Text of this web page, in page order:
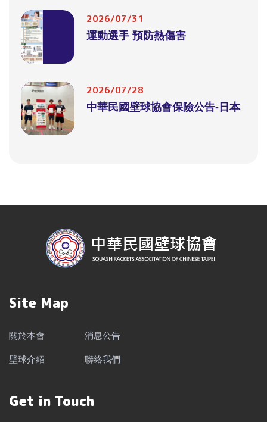
2026/07/31
運動選手 預防熱傷害
2026/07/28
中華民國壁球協會保險公告-日本
Site Map
關於本會
消息公告
壁球介紹
聯絡我們
Get in Touch